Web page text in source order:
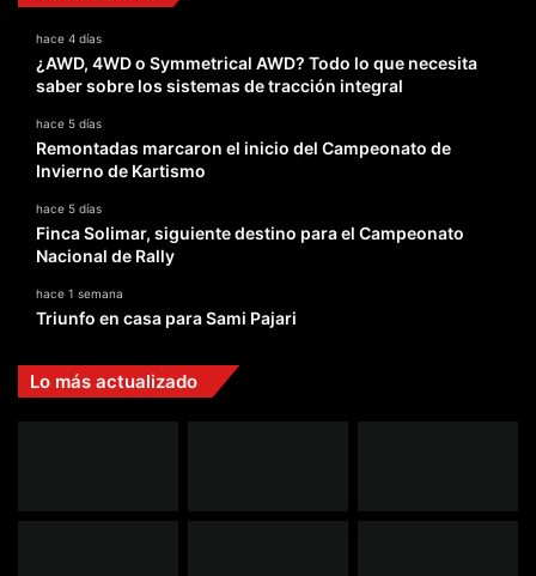
hace 4 días
¿AWD, 4WD o Symmetrical AWD? Todo lo que necesita
saber sobre los sistemas de tracción integral
hace 5 días
Remontadas marcaron el inicio del Campeonato de
Invierno de Kartismo
hace 5 días
Finca Solimar, siguiente destino para el Campeonato
Nacional de Rally
hace 1 semana
Triunfo en casa para Sami Pajari
Lo más actualizado